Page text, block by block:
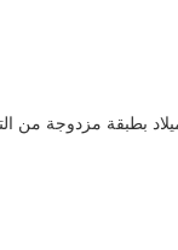
بطبقة مزدوجة من